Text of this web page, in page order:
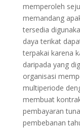
memperoleh
memandang
tersedia
daya terikat
terpakai karena
daripada yang
organisasi
multiperiode
membuat
pembayaran
pembebanan